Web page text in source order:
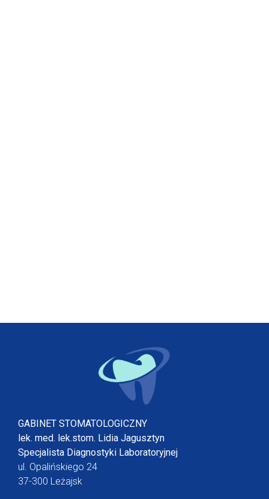
GABINET STOMATOLOGICZNY
lek. med. lek.stom. Lidia Jagusztyn
Specjalista Diagnostyki Laboratoryjnej
ul. Opalińskiego 24
37-300 Leżajsk